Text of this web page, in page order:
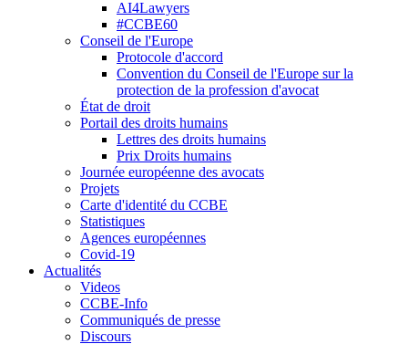
AI4Lawyers
#CCBE60
Conseil de l'Europe
Protocole d'accord
Convention du Conseil de l'Europe sur la
protection de la profession d'avocat
État de droit
Portail des droits humains
Lettres des droits humains
Prix Droits humains
Journée européenne des avocats
Projets
Carte d'identité du CCBE
Statistiques
Agences européennes
Covid-19
Actualités
Videos
CCBE-Info
Communiqués de presse
Discours